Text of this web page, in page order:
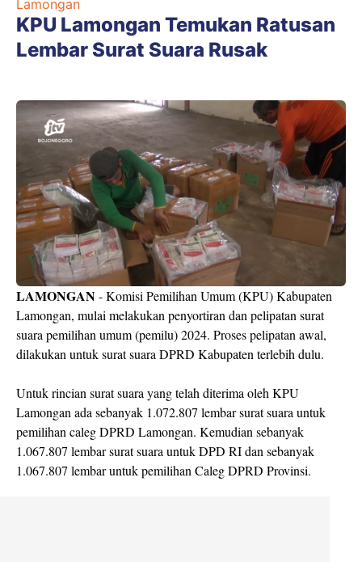
Lamongan
KPU Lamongan Temukan Ratusan
Lembar Surat Suara Rusak
LAMONGAN- Komisi Pemilihan Umum (KPU) Kabupaten
Lamongan, mulai melakukan penyortiran dan pelipatan surat
suara pemilihan umum (pemilu) 2024. Proses pelipatan awal,
dilakukan untuk surat suara DPRD Kabupaten terlebih dulu.
Untuk rincian surat suara yang telah diterima oleh KPU
Lamongan ada sebanyak 1.072.807 lembar surat suara untuk
pemilihan caleg DPRD Lamongan. Kemudian sebanyak
1.067.807 lembar surat suara untuk DPD RI dan sebanyak
1.067.807 lembar untuk pemilihan Caleg DPRD Provinsi.